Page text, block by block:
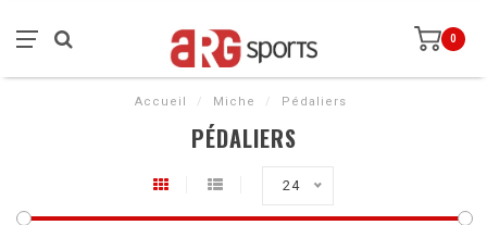
0
Accueil / Miche / Pédaliers
PÉDALIERS
24